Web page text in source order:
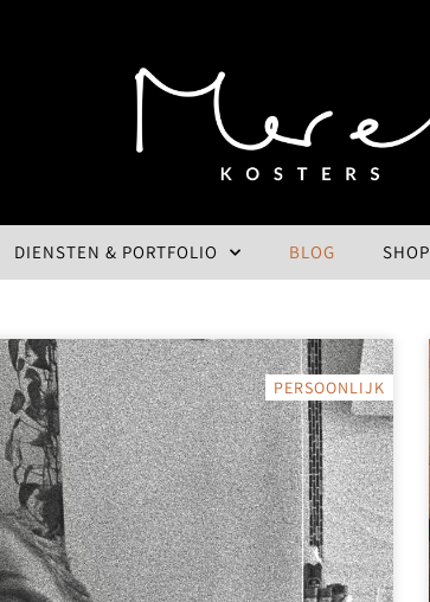
DIENSTEN & PORTFOLIO BLOG SHOP
PERSOONLIJK